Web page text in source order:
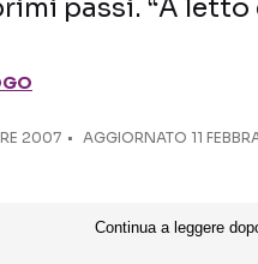
passi. “A letto
2007 AGGIORNATO 11